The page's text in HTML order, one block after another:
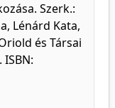
Szerk.:
Lénárd Kata,
és Társai